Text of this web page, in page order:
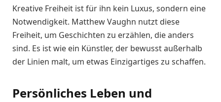
Kreative Freiheit ist für ihn kein Luxus, sondern eine
Notwendigkeit. Matthew Vaughn nutzt diese
Freiheit, um Geschichten zu erzählen, die anders
sind. Es ist wie ein Künstler, der bewusst außerhalb
der Linien malt, um etwas Einzigartiges zu schaffen.
Persönliches Leben und